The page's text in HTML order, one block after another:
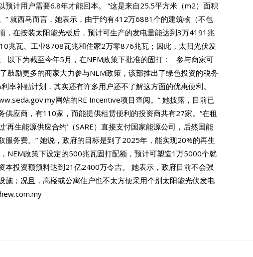
预计用户需要6.8年才能回本。 “这是来自25.5平方米（m2）面积
” 就西马而言，她表示，由于约有412万6881个的建筑物（不包
，在按装太阳能光板后，预计可生产的发电量能达到3万4191兆
兆瓦、工业8708瓦兆和住家2万零876兆瓦；因此，太阳光伏发
以下为截至今年5月，在NEM政策下批准的固打： 参与商家可
鼓励更多的商家大力参与NEM政策，该部推出了绿色投资的税务
率补贴计划，其实还有许多用户还不了解这方面的优惠便利。
网站的RE Incentive项目查阅。” 她披露，目前已
供应商，有110家，而能提供租赁便利的投资商共有27家。“在租
再生能源供应合约’（SARE）直接支付国家能源公司，后然国能
服务费。” 她说，政府的目标是到了2025年，能实现20%的再生
NEM政策下设定的500兆瓦固打配额，预计可塑造1万5000个就
本投资额预料达到21亿2400万令吉。 她表示，政府目前不会强
施；况且，高楼或公寓住户也不太方便采用个别太阳能光伏发电